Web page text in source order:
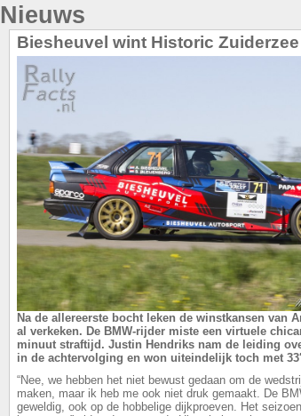
Nieuws
Biesheuvel wint Historic
Na de allereerste bocht leken de winstkansen van
al verkeken. De BMW-rijder miste een virtuele
minuut straftijd. Justin Hendriks nam de leiding
in de achtervolging en won uiteindelijk toch met
“Nee, we hebben het niet bewust gedaan om de
maken, maar ik heb me ook niet druk gemaakt. De
geweldig, ook op de hobbelige dijkproeven. Het